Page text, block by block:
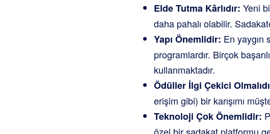
Elde Tutma Kârlıdır: Yeni
daha pahalı olabilir.
Yapı Önemlidir: En yaygın
programlardır. Birçok
kullanmaktadır.
Ödüller İlgi Çekici
erişim gibi) bir karışımı
Teknoloji Çok Önemlidir:
özel bir sadakat platformu